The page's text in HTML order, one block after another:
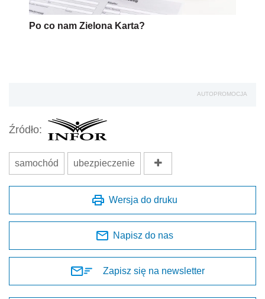
Po co nam Zielona Karta?
AUTOPROMOCJA
Źródło:
samochód ubezpieczenie
Wersja do druku
Napisz do nas
Zapisz się na newsletter